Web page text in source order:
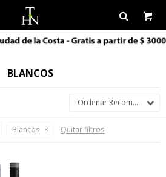
BLANCOS
Recomendados
Blancos Quitar filtros